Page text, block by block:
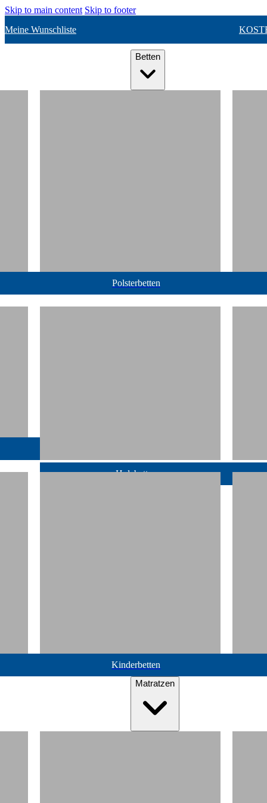
Skip to main content Skip to footer
Meine Wunschliste
Betten
Polsterbetten
Holzbetten
Kinderbetten
Matratzen